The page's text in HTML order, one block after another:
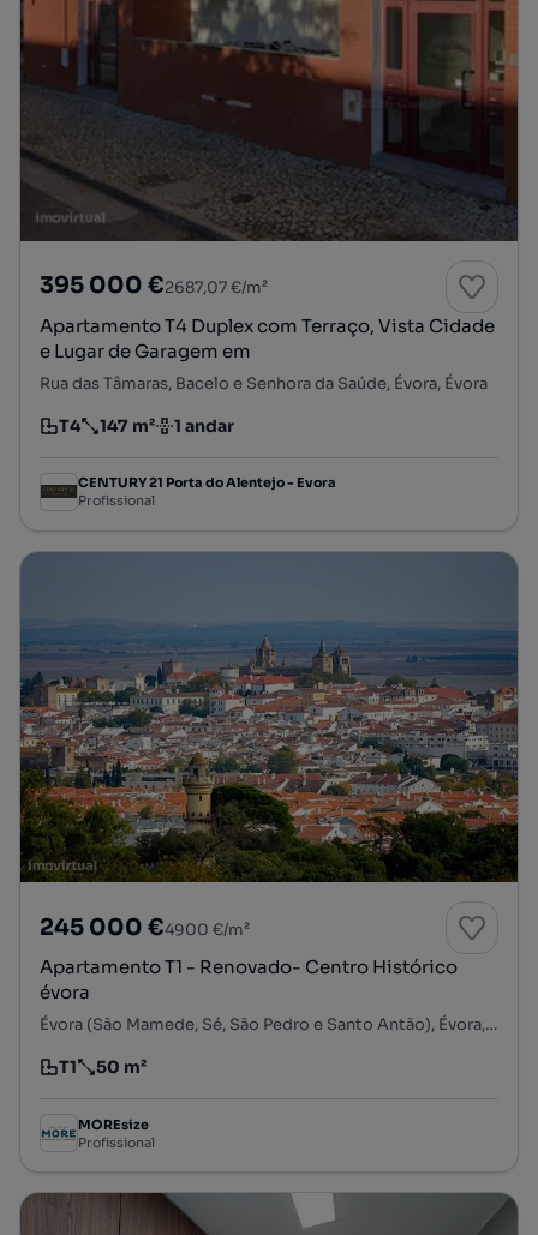
395 000 €2687,07 €/m²
Apartamento T4 Duplex com Terraço, Vista Cidade
e Lugar de Garagem em
Rua das Tâmaras, Bacelo e Senhora da Saúde, Évora, Évora
Tipologia
T4
Preço por metro quadrado
147 m²
Andar 1 andar
CENTURY 21 Porta do Alentejo - Evora
Profissional
245 000 €4900 €/m²
Apartamento T1 - Renovado- Centro Histórico
évora
Évora (São Mamede, Sé, São Pedro e Santo Antão), Évora, Évora
Tipologia
T1
Preço por metro quadrado
50 m²
MOREsize
Profissional